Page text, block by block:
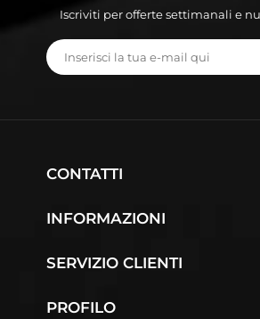
Iscriviti per offerte settimanali e
CONTATTI
INFORMAZIONI
SERVIZIO CLIENTI
PROFILO